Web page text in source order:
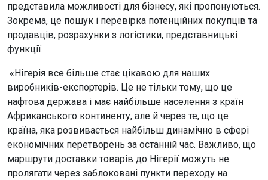
представила можливості для бізнесу, які пропонуються.
Зокрема, це пошук і перевірка потенційних покупців та
продавців, розрахунки з логістики, представницькі
функції.
«Нігерія все більше стає цікавою для наших
виробників-експортерів. Це не тільки тому, що це
нафтова держава і має найбільше населення з країн
Африканського континенту, але й через те, що це
країна, яка розвивається найбільш динамічно в сфері
економічних перетворень за останній час. Важливо, що
маршрути доставки товарів до Нігерії можуть не
пролягати через заблоковані пункти переходу на